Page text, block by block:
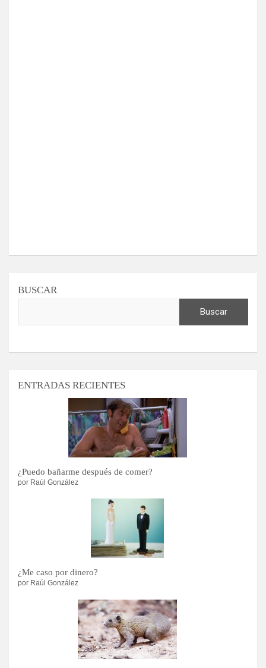
BUSCAR
Buscar
ENTRADAS RECIENTES
¿Puedo bañarme después de comer?
por Raúl González
¿Me caso por dinero?
por Raúl González